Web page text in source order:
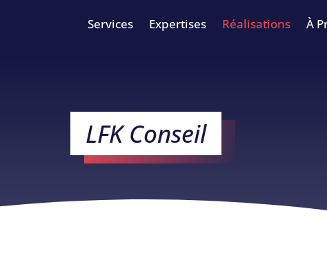
Services Expertises Réalisations À
LFK Conseil